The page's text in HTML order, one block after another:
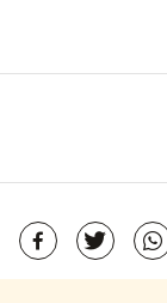
saylordotorg,
,Literature